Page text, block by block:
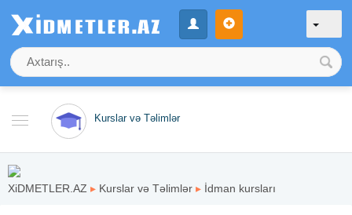
Kurslar və Təlimlər
XiDMETLER.AZ ▸ Kurslar və Təlimlər ▸ İdman kursları